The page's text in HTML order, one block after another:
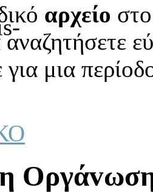
αρχείο
αναζητήσετε
για μια